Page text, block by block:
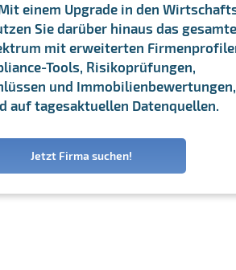
einem Upgrade in den
Sie darüber hinaus das gesamte
mit erweiterten
Tools, Risikoprüfungen,
und Immobilienbewertungen,
auf tagesaktuellen Datenquellen.
Jetzt Firma suchen!